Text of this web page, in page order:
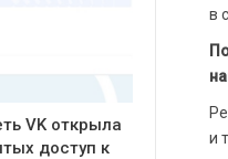
VK открыла
доступ к
в
и